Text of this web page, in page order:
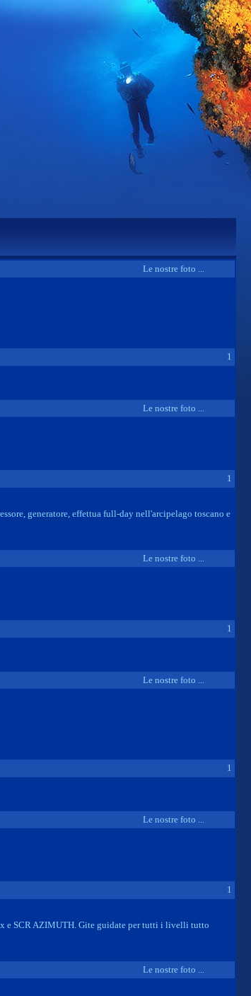
Le nostre foto ...
1
Le nostre foto ...
1
generatore, effettua full-day nell'arcipelago toscano e
Le nostre foto ...
1
Le nostre foto ...
1
Le nostre foto ...
1
e SCR AZIMUTH. Gite guidate per tutti i livelli tutto
Le nostre foto ...